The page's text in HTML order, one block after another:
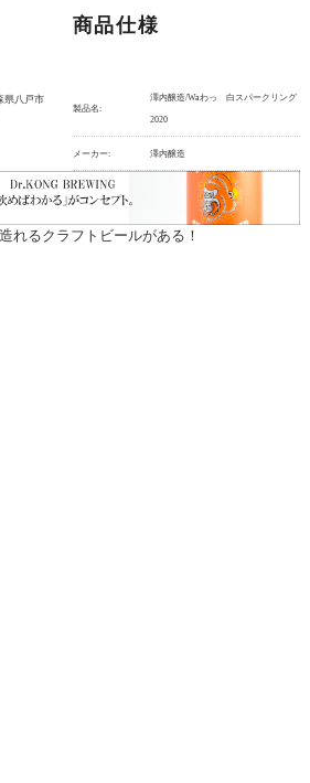
県八戸市
商品仕様
製品名:
澤内醸造/Waわっ 白スパークリング
2020
メーカー: 澤内醸造
れるクラフトビールがある！